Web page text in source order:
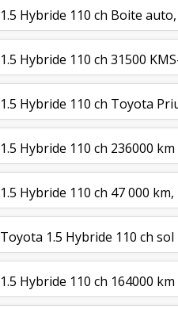
1.5 Hybride 110 ch Boite
1.5 Hybride 110 ch 31500
1.5 Hybride 110 ch Toyota
1.5 Hybride 110 ch 236000
1.5 Hybride 110 ch 47 000
Toyota 1.5 Hybride 110 ch sol
1.5 Hybride 110 ch 164000